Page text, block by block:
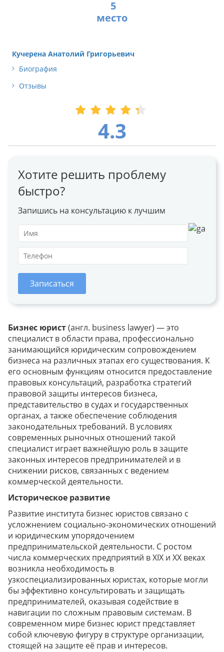
5
Кучерена Анатолий Григорьевич
Биография
Отзывы
4.3
Хотите решить проблему
быстро?
Запишись на консультацию к лучшим
Записаться
Бизнес юрист(англ. business lawyer) — это
специалист в области права, профессионально
занимающийся юридическим сопровождением
бизнеса на различных этапах его существования. К
его основным функциям относится предоставление
правовых консультаций, разработка стратегий
правовой защиты интересов бизнеса,
представительство в судах и государственных
органах, а также обеспечение соблюдения
законодательных требований. В условиях
современных рыночных отношений такой
специалист играет важнейшую роль в защите
законных интересов предпринимателей и в
снижении рисков, связанных с ведением
коммерческой деятельности.
Историческое развитие
Развитие института бизнес юристов связано с
усложнением социально-экономических отношений
и юридическим упорядочением
предпринимательской деятельности. С ростом
числа коммерческих предприятий в XIX и XX веках
возникла необходимость в
узкоспециализированных юристах, которые могли
бы эффективно консультировать и защищать
предпринимателей, оказывая содействие в
навигации по сложным правовым системам. В
современном мире бизнес юрист представляет
собой ключевую фигуру в структуре организации,
стоящей на защите её прав и интересов.